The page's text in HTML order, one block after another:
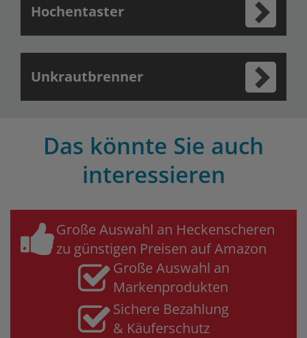
Hochentaster
Unkrautbrenner
Das könnte Sie auch
interessieren
Große Auswahl an Heckenscheren
zu günstigen Preisen auf Amazon
Große Auswahl an
Markenprodukten
Sichere Bezahlung
& Käuferschutz